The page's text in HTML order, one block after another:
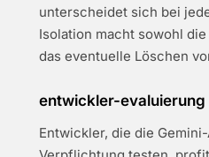
unterscheidet sich bei
Isolation macht sowohl
das eventuelle Löschen
entwickler-evaluierung
Entwickler, die die